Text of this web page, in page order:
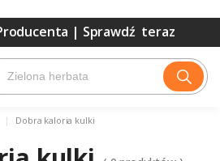
| Sprawdź teraz
| Dobra kaloria kulki